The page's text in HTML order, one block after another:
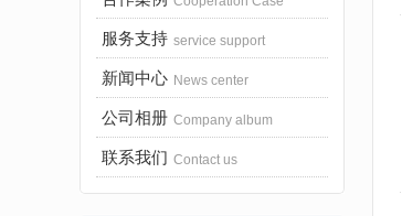
服务支持 service support
新闻中心 News center
公司相册 Company album
联系我们 Contact us